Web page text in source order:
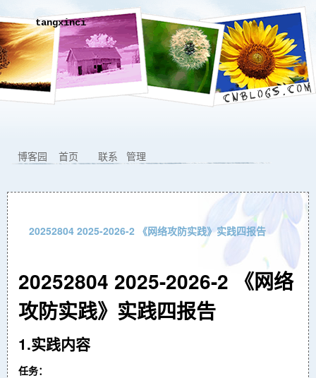
tangxinci
博客园 首页 联系 管理
20252804 2025-2026-2 《网络攻防实践》实践四报告
20252804 2025-2026-2 《网络
攻防实践》实践四报告
1.实践内容
任务：